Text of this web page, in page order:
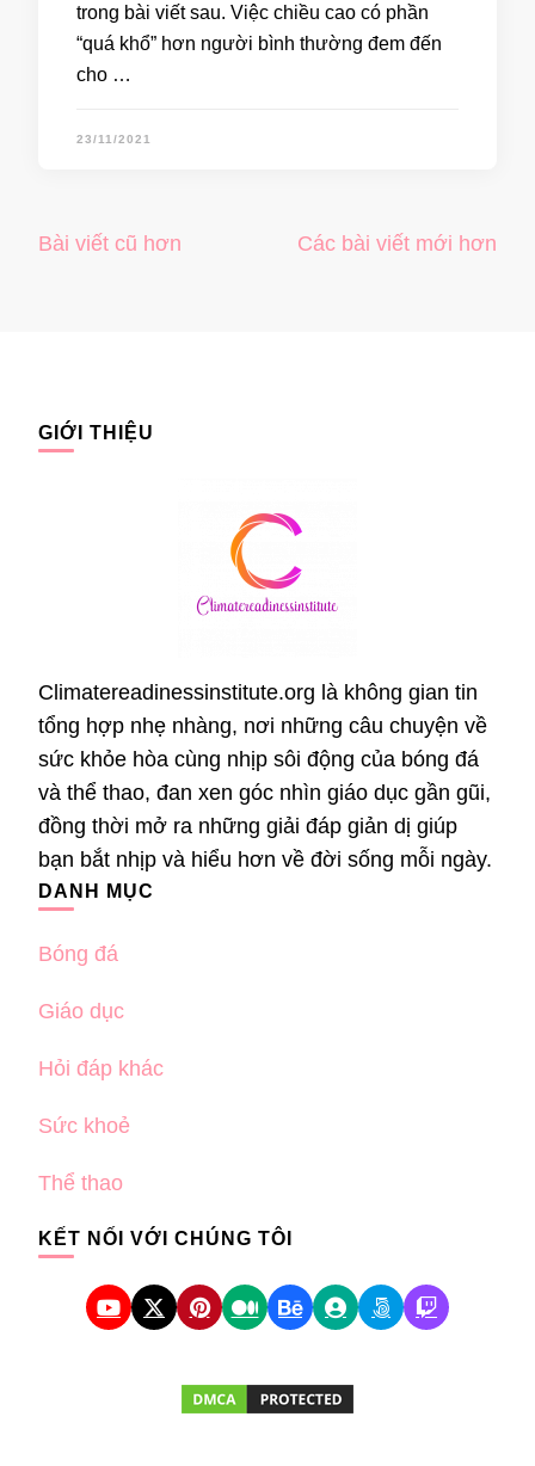
trong bài viết sau. Việc chiều cao có phần
“quá khổ” hơn người bình thường đem đến
cho …
23/11/2021
Bài viết cũ hơn Các bài viết mới hơn
GIỚI THIỆU
Climatereadinessinstitute.org là không gian tin
tổng hợp nhẹ nhàng, nơi những câu chuyện về
sức khỏe hòa cùng nhịp sôi động của bóng đá
và thể thao, đan xen góc nhìn giáo dục gần gũi,
đồng thời mở ra những giải đáp giản dị giúp
bạn bắt nhịp và hiểu hơn về đời sống mỗi ngày.
DANH MỤC
Bóng đá
Giáo dục
Hỏi đáp khác
Sức khoẻ
Thể thao
KẾT NỐI VỚI CHÚNG TÔI